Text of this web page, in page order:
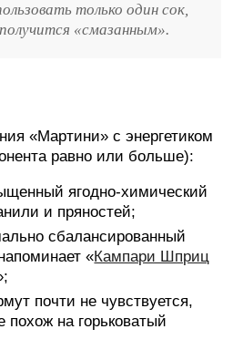
только один сок,
«смазанным».
«Мартини» с энергетиком
равно или больше):
ягодно-химический
и пряностей;
сбалансированный
«Кампари Шприц
почти не чувствуется,
похож на горьковатый